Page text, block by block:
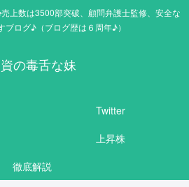
上数は3500部突破、顧問弁護士監修、安全な
ブログ♪（ブログ歴は６周年♪）
の毒舌な妹
Twitter
上昇株
徹底解説